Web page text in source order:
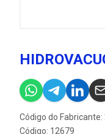
Código do
Código: 12679